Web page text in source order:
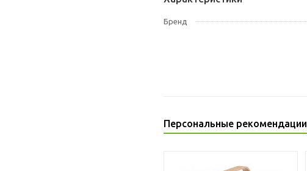
Бренд
Персональные рекомендации